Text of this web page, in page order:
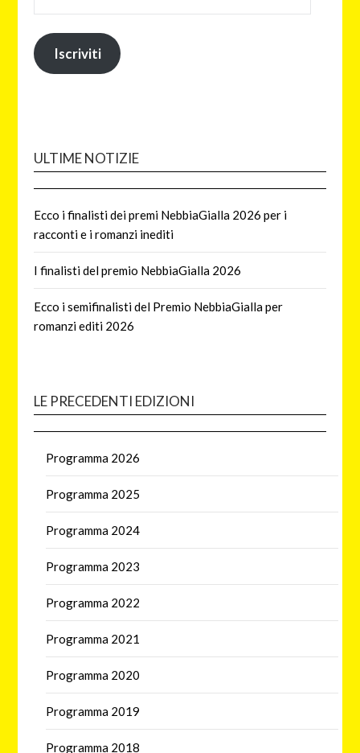
Iscriviti
ULTIME NOTIZIE
Ecco i finalisti dei premi NebbiaGialla 2026 per i
racconti e i romanzi inediti
I finalisti del premio NebbiaGialla 2026
Ecco i semifinalisti del Premio NebbiaGialla per
romanzi editi 2026
LE PRECEDENTI EDIZIONI
Programma 2026
Programma 2025
Programma 2024
Programma 2023
Programma 2022
Programma 2021
Programma 2020
Programma 2019
Programma 2018